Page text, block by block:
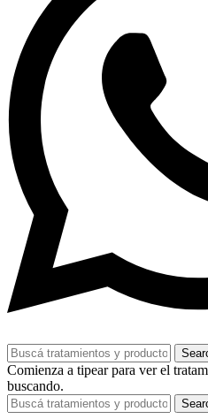
Comienza a tipear para ver el
buscando.